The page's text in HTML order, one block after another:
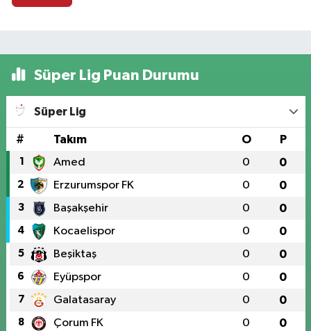
Süper Lig Puan Durumu
Süper Lig
# Takım O P
1 Amed 0 0
2 Erzurumspor FK 0 0
3 Başakşehir 0 0
4 Kocaelispor 0 0
5 Beşiktaş 0 0
6 Eyüpspor 0 0
7 Galatasaray 0 0
8 Çorum FK 0 0